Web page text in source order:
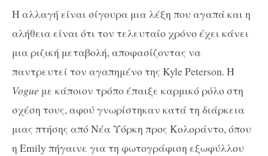
Η αλλαγή είναι σίγουρα μια λέξη που αγαπά και η
αλήθεια είναι ότι τον τελευταίο χρόνο έχει κάνει
μια ριζική μεταβολή, αποφασίζοντας να
παντρευτεί τον αγαπημένο της Kyle Peterson. Η
Vogue με κάποιον τρόπο έπαιξε καρμικό ρόλο στη
σχέση τους, αφού γνωρίστηκαν κατά τη διάρκεια
μιας πτήσης από Νέα Υόρκη προς Κολοράντο, όπου
η Emily πήγαινε για τη φωτογράφιση εξωφύλλου